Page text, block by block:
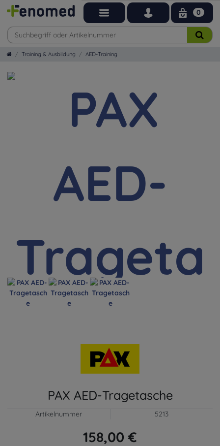
0
Training & Ausbildung AED-Training
PAX AED-Tragetasche
Artikelnummer 5213
158,00 €